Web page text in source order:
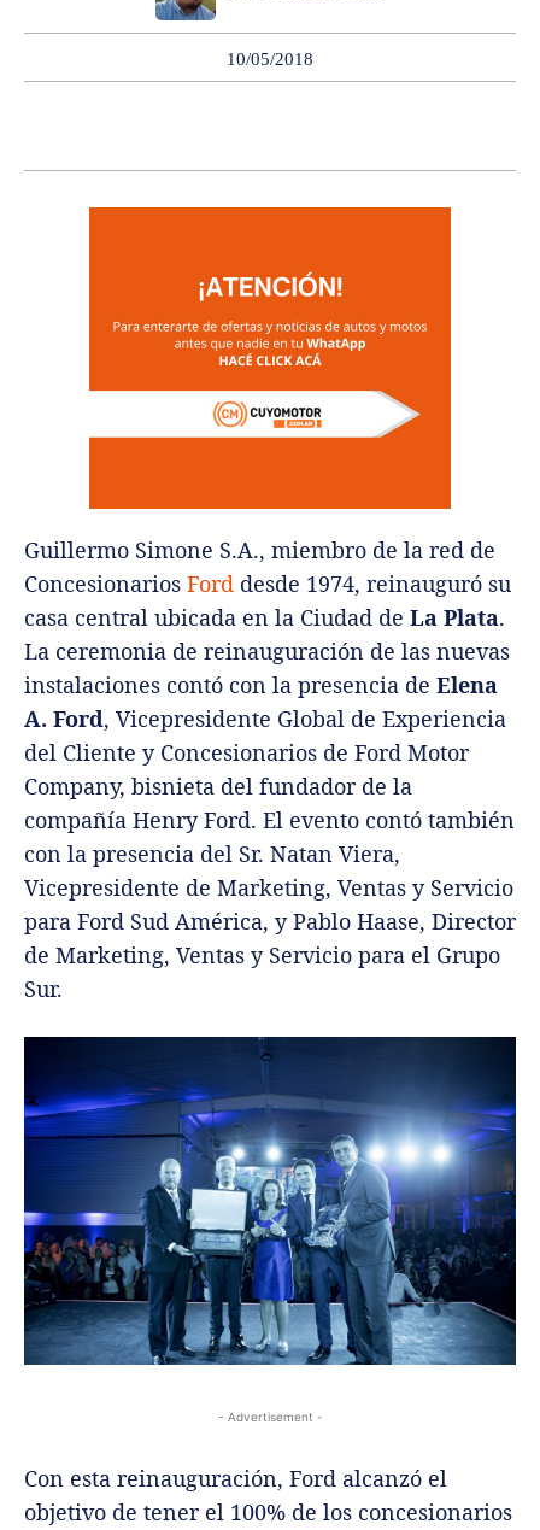
10/05/2018
Guillermo Simone S.A., miembro de la red de
Concesionarios Ford desde 1974, reinauguró su
casa central ubicada en la Ciudad de La Plata.
La ceremonia de reinauguración de las nuevas
instalaciones contó con la presencia de Elena
A. Ford, Vicepresidente Global de Experiencia
del Cliente y Concesionarios de Ford Motor
Company, bisnieta del fundador de la
compañía Henry Ford. El evento contó también
con la presencia del Sr. Natan Viera,
Vicepresidente de Marketing, Ventas y Servicio
para Ford Sud América, y Pablo Haase, Director
de Marketing, Ventas y Servicio para el Grupo
Sur.
- Advertisement -
Con esta reinauguración, Ford alcanzó el
objetivo de tener el 100% de los concesionarios